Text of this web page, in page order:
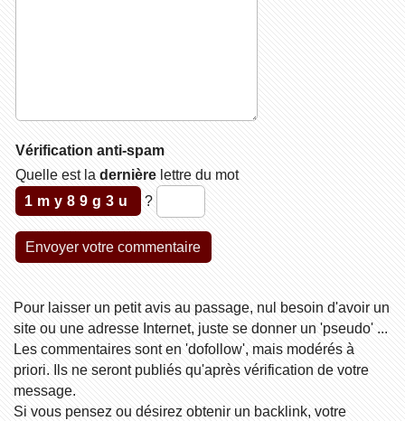
Vérification anti-spam
Quelle est la dernièrelettre du mot
1my89g3u
?
Pour laisser un petit avis au passage, nul besoin d'avoir un
site ou une adresse Internet, juste se donner un 'pseudo' ...
Les commentaires sont en 'dofollow', mais modérés à
priori. Ils ne seront publiés qu'après vérification de votre
message.
Si vous pensez ou désirez obtenir un backlink, votre